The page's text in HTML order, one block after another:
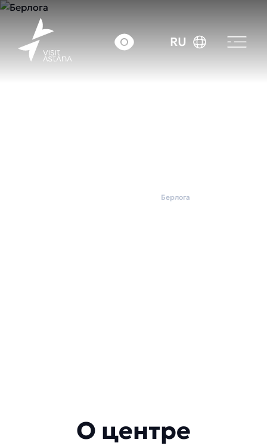
RU
Берлога
О центре